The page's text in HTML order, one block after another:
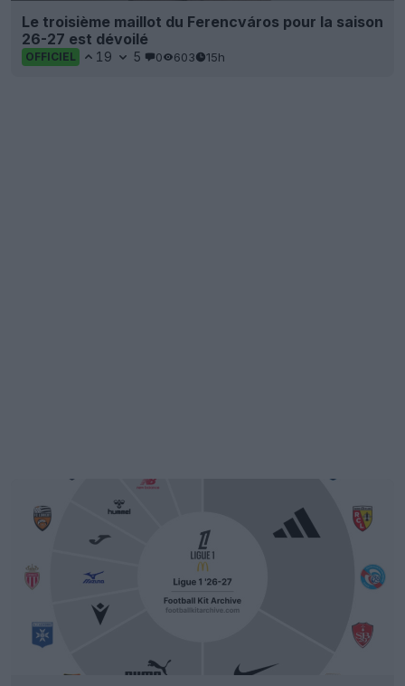
Le troisième maillot du Ferencváros pour la saison
26-27 est dévoilé
OFFICIEL 19 5 0 603 15h